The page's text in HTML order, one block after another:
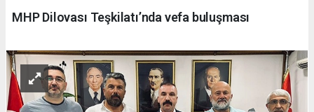
MHP Dilovası Teşkilatı’nda vefa buluşması